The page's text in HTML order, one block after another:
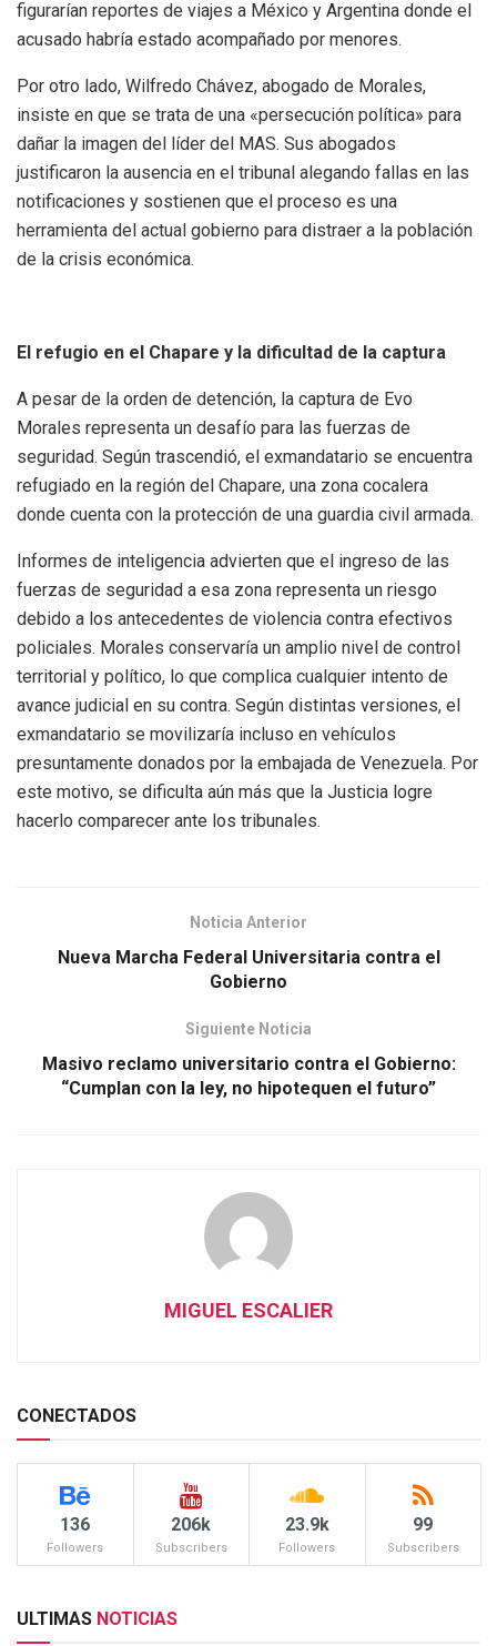
figurarían reportes de viajes a México y Argentina donde el
acusado habría estado acompañado por menores.
Por otro lado, Wilfredo Chávez, abogado de Morales,
insiste en que se trata de una «persecución política» para
dañar la imagen del líder del MAS. Sus abogados
justificaron la ausencia en el tribunal alegando fallas en las
notificaciones y sostienen que el proceso es una
herramienta del actual gobierno para distraer a la población
de la crisis económica.
El refugio en el Chapare y la dificultad de la captura
A pesar de la orden de detención, la captura de Evo
Morales representa un desafío para las fuerzas de
seguridad. Según trascendió, el exmandatario se encuentra
refugiado en la región del Chapare, una zona cocalera
donde cuenta con la protección de una guardia civil armada.
Informes de inteligencia advierten que el ingreso de las
fuerzas de seguridad a esa zona representa un riesgo
debido a los antecedentes de violencia contra efectivos
policiales. Morales conservaría un amplio nivel de control
territorial y político, lo que complica cualquier intento de
avance judicial en su contra. Según distintas versiones, el
exmandatario se movilizaría incluso en vehículos
presuntamente donados por la embajada de Venezuela. Por
este motivo, se dificulta aún más que la Justicia logre
hacerlo comparecer ante los tribunales.
Noticia Anterior
Nueva Marcha Federal Universitaria contra el
Gobierno
Siguiente Noticia
Masivo reclamo universitario contra el Gobierno:
“Cumplan con la ley, no hipotequen el futuro”
MIGUEL ESCALIER
CONECTADOS
136
Followers
206k
Subscribers
23.9k
Followers
99
Subscribers
ULTIMAS NOTICIAS